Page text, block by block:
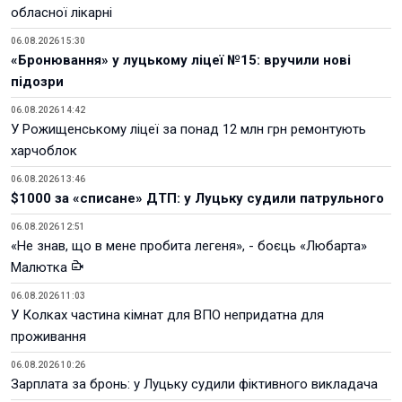
обласної лікарні
06.08.2026 15:30
«Бронювання» у луцькому ліцеї №15: вручили нові
підозри
06.08.2026 14:42
У Рожищенському ліцеї за понад 12 млн грн ремонтують
харчоблок
06.08.2026 13:46
$1000 за «списане» ДТП: у Луцьку судили патрульного
06.08.2026 12:51
«Не знав, що в мене пробита легеня», - боєць «Любарта»
Малютка
06.08.2026 11:03
У Колках частина кімнат для ВПО непридатна для
проживання
06.08.2026 10:26
Зарплата за бронь: у Луцьку судили фіктивного викладача